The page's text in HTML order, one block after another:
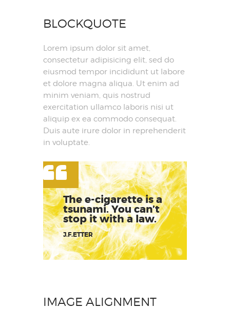
BLOCKQUOTE
Lorem ipsum dolor sit amet,
consectetur adipisicing elit, sed do
eiusmod tempor incididunt ut labore
et dolore magna aliqua. Ut enim ad
minim veniam, quis nostrud
exercitation ullamco laboris nisi ut
aliquip ex ea commodo consequat.
Duis aute irure dolor in reprehenderit
in voluptate.
The e-cigarette is a
tsunami. You can’t
stop it with a law.
J.F.ETTER
IMAGE ALIGNMENT